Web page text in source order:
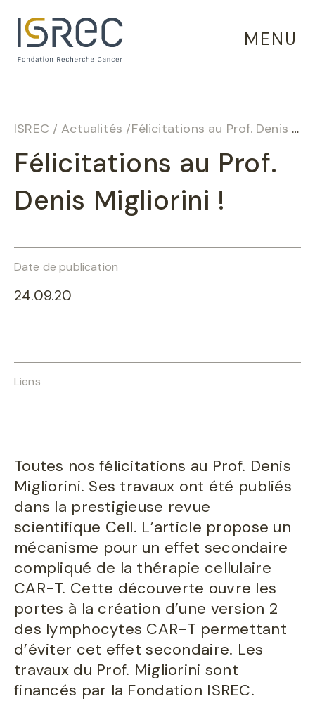
MENU
ISREC / Actualités /Félicitations au Prof. Denis Migliorini !
Félicitations au Prof.
Denis Migliorini !
Date de publication
24.09.20
Liens
Toutes nos félicitations au Prof. Denis
Migliorini. Ses travaux ont été publiés
dans la prestigieuse revue
scientifique Cell. L’article propose un
mécanisme pour un effet secondaire
compliqué de la thérapie cellulaire
CAR-T. Cette découverte ouvre les
portes à la création d’une version 2
des lymphocytes CAR-T permettant
d’éviter cet effet secondaire. Les
travaux du Prof. Migliorini sont
financés par la Fondation ISREC.